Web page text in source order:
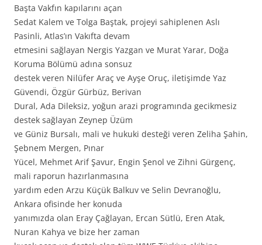
Başta Vakfın kapılarını açan
Sedat Kalem ve Tolga Baştak, projeyi sahiplenen Aslı
Pasinli, Atlas’ın Vakıfta devam
etmesini sağlayan Nergis Yazgan ve Murat Yarar, Doğa
Koruma Bölümü adına sonsuz
destek veren Nilüfer Araç ve Ayşe Oruç, iletişimde Yaz
Güvendi, Özgür Gürbüz, Berivan
Dural, Ada Dileksiz, yoğun arazi programında gecikmesiz
destek sağlayan Zeynep Üzüm
ve Güniz Bursalı, mali ve hukuki desteği veren Zeliha Şahin,
Şebnem Mergen, Pınar
Yücel, Mehmet Arif Şavur, Engin Şenol ve Zihni Gürgenç,
mali raporun hazırlanmasına
yardım eden Arzu Küçük Balkuv ve Selin Devranoğlu,
Ankara ofisinde her konuda
yanımızda olan Eray Çağlayan, Ercan Sütlü, Eren Atak,
Nuran Kahya ve bize her zaman